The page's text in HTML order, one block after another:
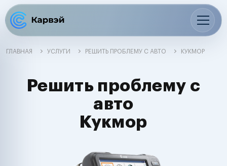
ГЛАВНАЯ УСЛУГИ РЕШИТЬ ПРОБЛЕМУ С АВТО КУКМОР
Решить проблему с
авто
Кукмор